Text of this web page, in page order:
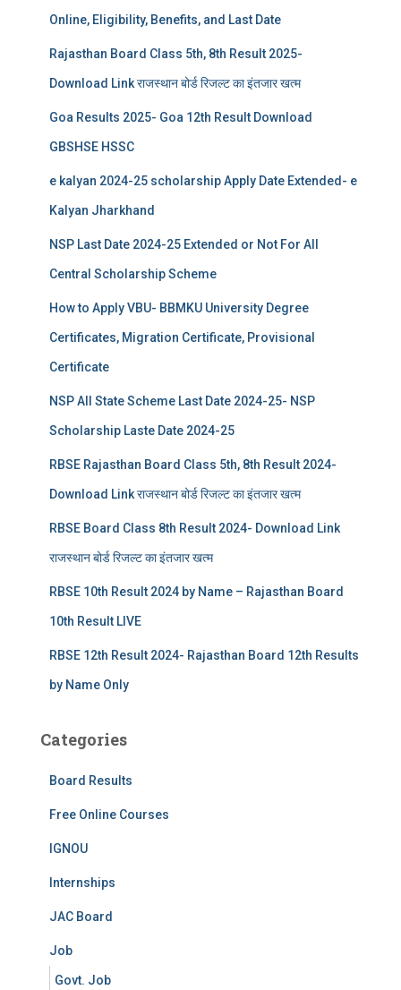
Online, Eligibility, Benefits, and Last Date
Rajasthan Board Class 5th, 8th Result 2025-
Download Link राजस्थान बोर्ड रिजल्‍ट का इंतजार खत्‍म
Goa Results 2025- Goa 12th Result Download
GBSHSE HSSC
e kalyan 2024-25 scholarship Apply Date Extended- e
Kalyan Jharkhand
NSP Last Date 2024-25 Extended or Not For All
Central Scholarship Scheme
How to Apply VBU- BBMKU University Degree
Certificates, Migration Certificate, Provisional
Certificate
NSP All State Scheme Last Date 2024-25- NSP
Scholarship Laste Date 2024-25
RBSE Rajasthan Board Class 5th, 8th Result 2024-
Download Link राजस्थान बोर्ड रिजल्‍ट का इंतजार खत्‍म
RBSE Board Class 8th Result 2024- Download Link
राजस्थान बोर्ड रिजल्‍ट का इंतजार खत्‍म
RBSE 10th Result 2024 by Name – Rajasthan Board
10th Result LIVE
RBSE 12th Result 2024- Rajasthan Board 12th Results
by Name Only
Categories
Board Results
Free Online Courses
IGNOU
Internships
JAC Board
Job
Govt. Job